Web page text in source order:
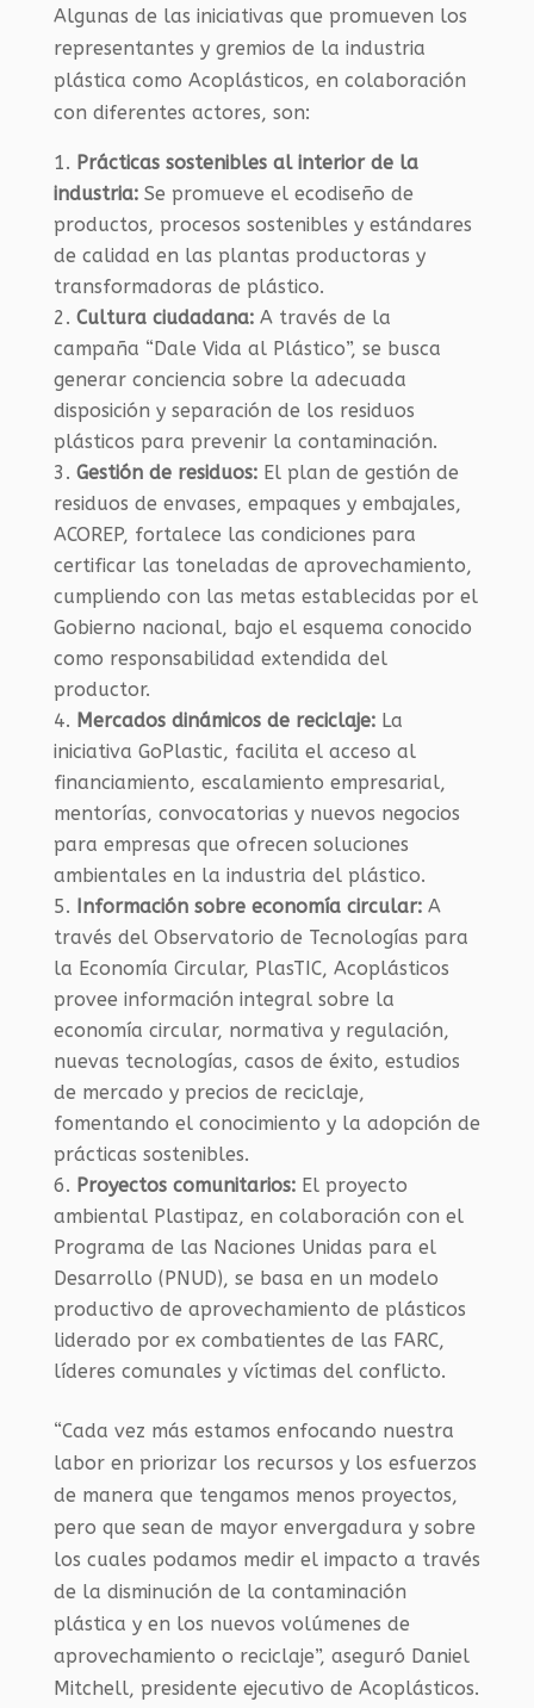
Algunas de las iniciativas que promueven los
representantes y gremios de la industria
plástica como Acoplásticos, en colaboración
con diferentes actores, son:
Prácticas sostenibles al interior de la
industria:Se promueve el ecodiseño de
productos, procesos sostenibles y estándares
de calidad en las plantas productoras y
transformadoras de plástico.
Cultura ciudadana:A través de la
campaña “Dale Vida al Plástico”, se busca
generar conciencia sobre la adecuada
disposición y separación de los residuos
plásticos para prevenir la contaminación.
Gestión de residuos:El plan de gestión de
residuos de envases, empaques y embajales,
ACOREP, fortalece las condiciones para
certificar las toneladas de aprovechamiento,
cumpliendo con las metas establecidas por el
Gobierno nacional, bajo el esquema conocido
como responsabilidad extendida del
productor.
Mercados dinámicos de reciclaje:La
iniciativa GoPlastic, facilita el acceso al
financiamiento, escalamiento empresarial,
mentorías, convocatorias y nuevos negocios
para empresas que ofrecen soluciones
ambientales en la industria del plástico.
Información sobre economía circular:A
través del Observatorio de Tecnologías para
la Economía Circular, PlasTIC, Acoplásticos
provee información integral sobre la
economía circular, normativa y regulación,
nuevas tecnologías, casos de éxito, estudios
de mercado y precios de reciclaje,
fomentando el conocimiento y la adopción de
prácticas sostenibles.
Proyectos comunitarios:El proyecto
ambiental Plastipaz, en colaboración con el
Programa de las Naciones Unidas para el
Desarrollo (PNUD), se basa en un modelo
productivo de aprovechamiento de plásticos
liderado por ex combatientes de las FARC,
líderes comunales y víctimas del conflicto.
“Cada vez más estamos enfocando nuestra
labor en priorizar los recursos y los esfuerzos
de manera que tengamos menos proyectos,
pero que sean de mayor envergadura y sobre
los cuales podamos medir el impacto a través
de la disminución de la contaminación
plástica y en los nuevos volúmenes de
aprovechamiento o reciclaje”, aseguró Daniel
Mitchell, presidente ejecutivo de Acoplásticos.